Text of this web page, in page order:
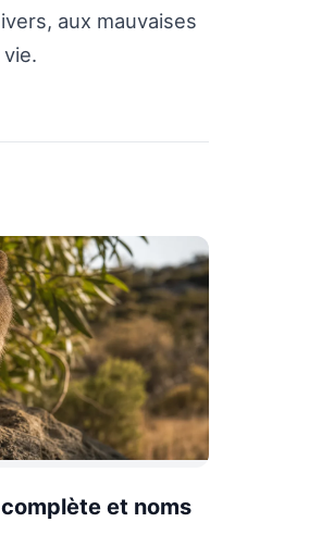
aux mauvaises
et noms